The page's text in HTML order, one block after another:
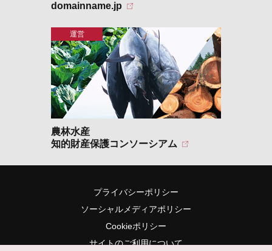
domainname.jp
農林水産
知的財産保護コンソーシアム
プライバシーポリシー
ソーシャルメディアポリシー
Cookieポリシー
サイトのご利用について